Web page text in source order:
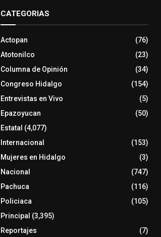
CATEGORIAS
Actopan
(76)
Atotonilco
(23)
Columna de Opinión
(34)
Congreso Hidalgo
(154)
Entrevistas en Vivo
(5)
Epazoyucan
(50)
Estatal (4,077)
Internacional
(153)
Mujeres en Hidalgo
(3)
Nacional
(747)
Pachuca
(116)
Policiaca
(105)
Principal (3,395)
Reportajes
(7)